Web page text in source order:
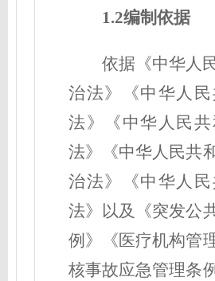
1.2编制依据
依据《中华人
治法》《中华人
法》《中华人民
法》《中华人民共
治法》《中华人
法》以及《突发公
例》《医疗机构管
核事故应急管理条